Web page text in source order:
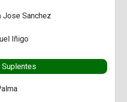
Jose Sanchez
Iñigo
Suplentes